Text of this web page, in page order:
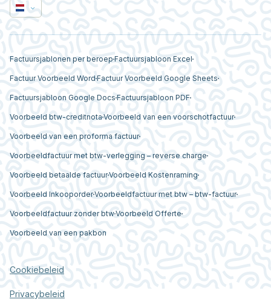
Factuursjablonen per beroep Factuursjabloon Excel
Factuur Voorbeeld Word Factuur Voorbeeld Google Sheets
Factuursjabloon Google Docs Factuursjabloon PDF
Voorbeeld btw-creditnota Voorbeeld van een voorschotfactuur
Voorbeeld van een proforma factuur
Voorbeeldfactuur met btw-verlegging – reverse charge
Voorbeeld betaalde factuurVoorbeeld Kostenraming
Voorbeeld InkooporderVoorbeeldfactuur met btw – btw-factuur
Voorbeeldfactuur zonder btwVoorbeeld Offerte
Voorbeeld van een pakbon
Cookiebeleid
Privacybeleid